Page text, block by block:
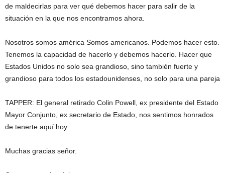
de maldecirlas para ver qué debemos hacer para salir de la
situación en la que nos encontramos ahora.
Nosotros somos américa Somos americanos. Podemos hacer esto.
Tenemos la capacidad de hacerlo y debemos hacerlo. Hacer que
Estados Unidos no solo sea grandioso, sino también fuerte y
grandioso para todos los estadounidenses, no solo para una pareja
TAPPER: El general retirado Colin Powell, ex presidente del Estado
Mayor Conjunto, ex secretario de Estado, nos sentimos honrados
de tenerte aquí hoy.
Muchas gracias señor.